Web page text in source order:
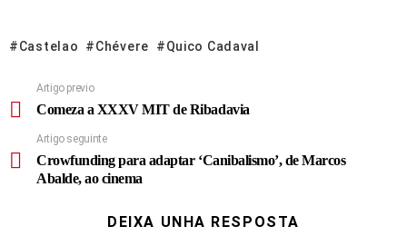
Castelao Chévere Quico Cadaval
Artigo previo
Comeza a XXXV MIT de Ribadavia
Artigo seguinte
Crowfunding para adaptar ‘Canibalismo’, de Marcos
Abalde, ao cinema
DEIXA UNHA RESPOSTA